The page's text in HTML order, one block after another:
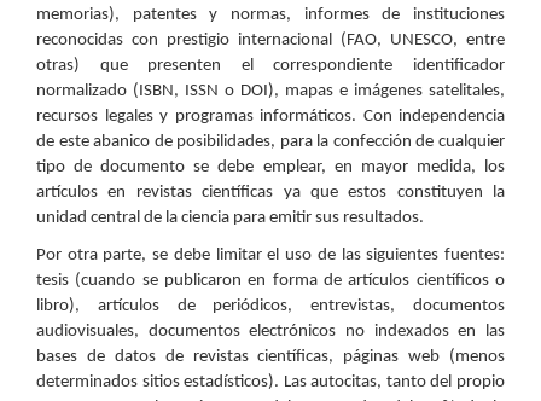
memorias), patentes y normas, informes de instituciones
reconocidas con prestigio internacional (FAO, UNESCO, entre
otras) que presenten el correspondiente identificador
normalizado (ISBN, ISSN o DOI), mapas e imágenes satelitales,
recursos legales y programas informáticos. Con independencia
de este abanico de posibilidades, para la confección de cualquier
tipo de documento se debe emplear, en mayor medida, los
artículos en revistas científicas ya que estos constituyen la
unidad central de la ciencia para emitir sus resultados.
Por otra parte, se debe limitar el uso de las siguientes fuentes:
tesis (cuando se publicaron en forma de artículos científicos o
libro), artículos de periódicos, entrevistas, documentos
audiovisuales, documentos electrónicos no indexados en las
bases de datos de revistas científicas, páginas web (menos
determinados sitios estadísticos). Las autocitas, tanto del propio